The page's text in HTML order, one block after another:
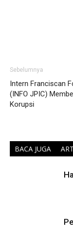
Sebelumnya
Intern Franciscan
(INFO JPIC)
Korupsi
BACA JUGA